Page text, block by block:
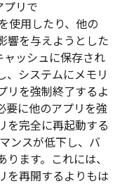
プリで
使用したり、他の
響を与えようとした
ャッシュに保存され
、システムにメモリ
リを強制終了するよ
要に他のアプリを強
を完全に再起動する
ンスが低下し、バ
ます。これには、
を再開するよりもは